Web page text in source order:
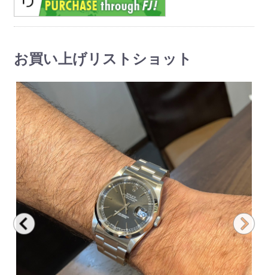
お買い上げリストショット